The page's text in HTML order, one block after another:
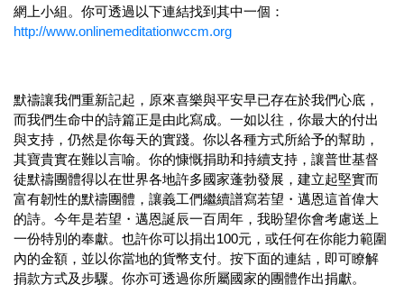
網上小組。你可透過以下連結找到其中一個：
http://www.onlinemeditationwccm.org
默禱讓我們重新記起，原來喜樂與平安早已存在於我們心底，
而我們生命中的詩篇正是由此寫成。一如以往，你最大的付出
與支持，仍然是你每天的實踐。你以各種方式所給予的幫助，
其寶貴實在難以言喻。你的慷慨捐助和持續支持，讓普世基督
徒默禱團體得以在世界各地許多國家蓬勃發展，建立起堅實而
富有韌性的默禱團體，讓義工們繼續譜寫若望・邁恩這首偉大
的詩。今年是若望・邁恩誕辰一百周年，我盼望你會考慮送上
一份特別的奉獻。也許你可以捐出100元，或任何在你能力範圍
內的金額，並以你當地的貨幣支付。按下面的連結，即可瞭解
捐款方式及步驟。你亦可透過你所屬國家的團體作出捐獻。